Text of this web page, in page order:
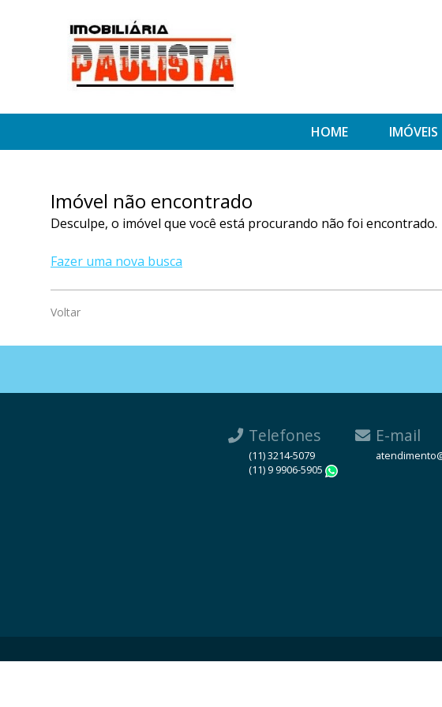
HOME IMÓVEIS
Imóvel não encontrado
Desculpe, o imóvel que você está procurando não foi encontrado.
Fazer uma nova busca
Voltar
Telefones
(11) 3214-5079
(11) 9 9906-5905
E-mail